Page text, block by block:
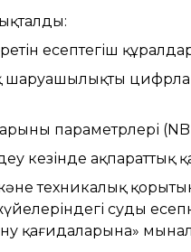
есептегіш
параметрлері
кезінде ақпараттық
техникалық
суды
қағидаларына»